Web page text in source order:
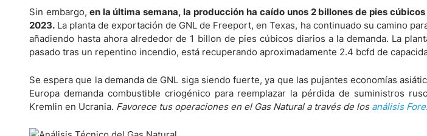
Sin embargo, en la última semana, la producción ha caído unos 2 billones de pies
2023. La planta de exportación de GNL de Freeport, en Texas, ha continuado su camino
añadiendo hasta ahora alrededor de 1 billon de pies cúbicos diarios a la demanda. La
pasado tras un repentino incendio, está recuperando aproximadamente 2.4 bcfd de
Se espera que la demanda de GNL siga siendo fuerte, ya que las pujantes economías
Europa demanda combustible criogénico para reemplazar la pérdida de suministros
Kremlin en Ucrania. Favorece tus operaciones en el Gas Natural a través de los análisis